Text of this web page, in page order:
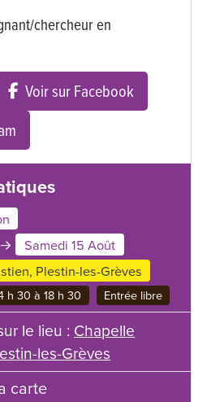
chercheur en
Voir sur Facebook
Samedi 15 Août
Plestin-les-Grèves
h 30 à 18 h 30 Entrée libre
le lieu : Chapelle
les-Grèves
carte